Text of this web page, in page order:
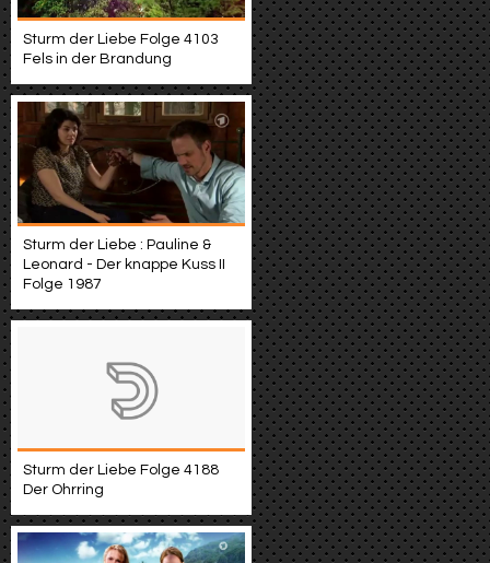
Sturm der Liebe Folge 4103
Fels in der Brandung
Sturm der Liebe : Pauline &
Leonard - Der knappe Kuss II
Folge 1987
Sturm der Liebe Folge 4188
Der Ohrring